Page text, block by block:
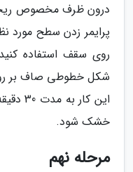
درون ظرف مخصوص
پرایمر زدن سطح مورد
روی سقف استفاده
شکل خطوطی صاف بر
این
خشک شود.
مرحله نهم